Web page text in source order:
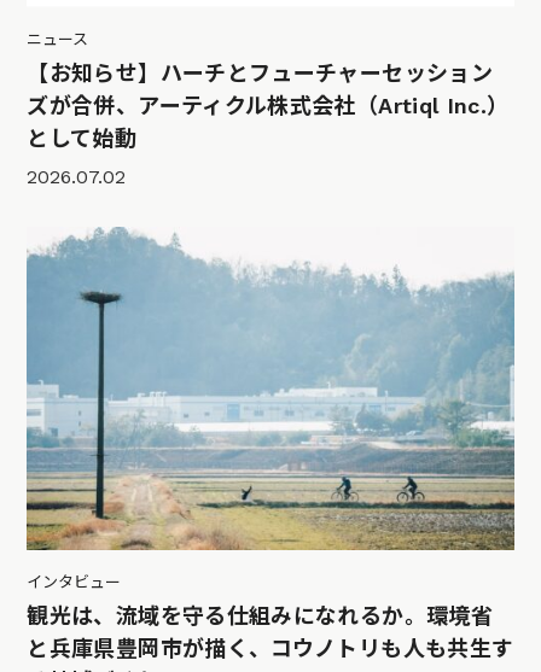
ニュース
【お知らせ】ハーチとフューチャーセッション
ズが合併、アーティクル株式会社（Artiql Inc.）
として始動
2026.07.02
インタビュー
観光は、流域を守る仕組みになれるか。環境省
と兵庫県豊岡市が描く、コウノトリも人も共生す